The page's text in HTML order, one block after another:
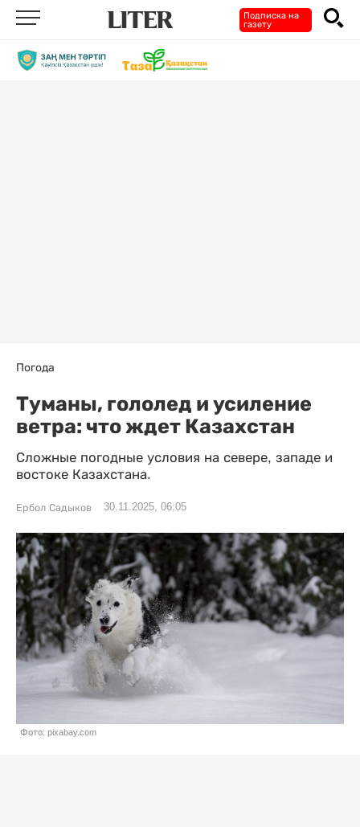
Подписка на
газету
Погода
Туманы, гололед и усиление
ветра: что ждет Казахстан
Сложные погодные условия на севере, западе и
востоке Казахстана.
Ербол Садыков 30.11.2025, 06:05
Фото: pixabay.com